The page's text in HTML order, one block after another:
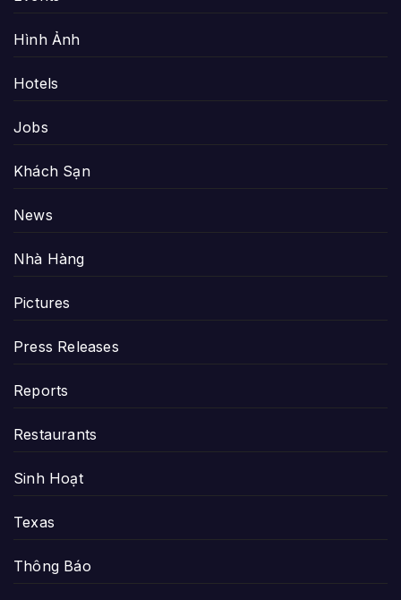
Hình Ảnh
Hotels
Jobs
Khách Sạn
News
Nhà Hàng
Pictures
Press Releases
Reports
Restaurants
Sinh Hoạt
Texas
Thông Báo